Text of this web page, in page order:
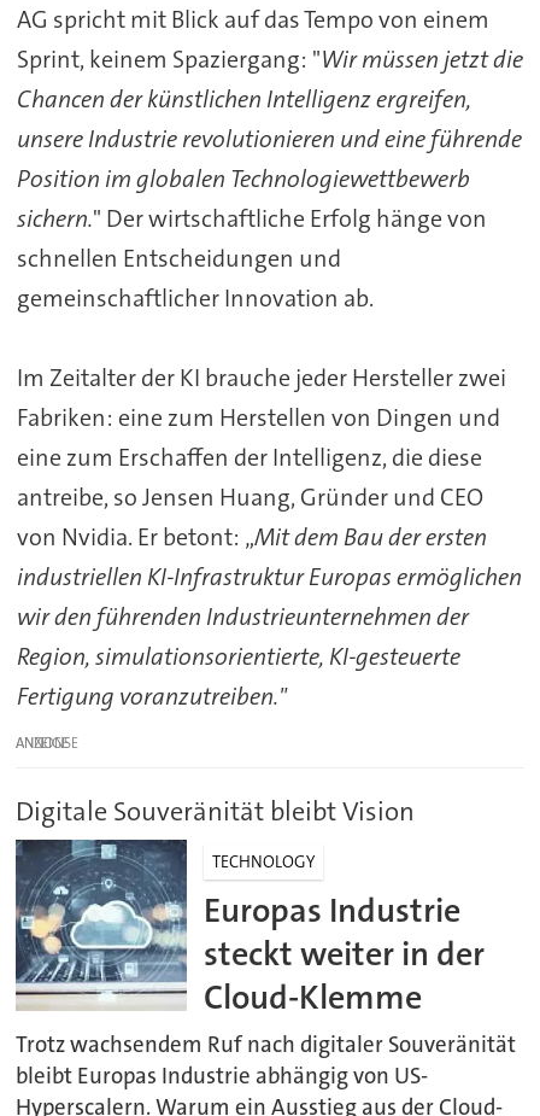
AG spricht mit Blick auf das Tempo von einem
Sprint, keinem Spaziergang: "Wir müssen jetzt die
Chancen der künstlichen Intelligenz ergreifen,
unsere Industrie revolutionieren und eine führende
Position im globalen Technologiewettbewerb
sichern." Der wirtschaftliche Erfolg hänge von
schnellen Entscheidungen und
gemeinschaftlicher Innovation ab.
Im Zeitalter der KI brauche jeder Hersteller zwei
Fabriken: eine zum Herstellen von Dingen und
eine zum Erschaffen der Intelligenz, die diese
antreibe, so Jensen Huang, Gründer und CEO
von Nvidia. Er betont: „Mit dem Bau der ersten
industriellen KI-Infrastruktur Europas ermöglichen
wir den führenden Industrieunternehmen der
Region, simulationsorientierte, KI-gesteuerte
Fertigung voranzutreiben."
ANZEIGE
Digitale Souveränität bleibt Vision
TECHNOLOGY
Europas Industrie
steckt weiter in der
Cloud-Klemme
Trotz wachsendem Ruf nach digitaler Souveränität
bleibt Europas Industrie abhängig von US-
Hyperscalern. Warum ein Ausstieg aus der Cloud-